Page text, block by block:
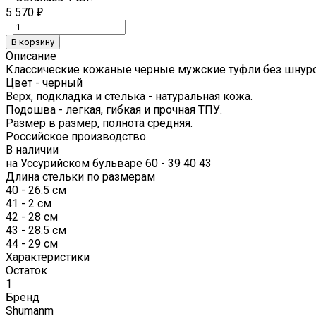
5 570 ₽
В корзину
Описание
Классические кожаные черные мужские туфли без
Цвет - черный
Верх, подкладка и стелька - натуральная кожа.
Подошва - легкая, гибкая и прочная ТПУ.
Размер в размер, полнота средняя.
Российское производство.
В наличии
на Уссурийском бульваре 60 - 39 40 43
Длина стельки по размерам
40 - 26.5 см
41 - 2 см
42 - 28 см
43 - 28.5 см
44 - 29 см
Характеристики
Остаток
1
Бренд
Shumanm